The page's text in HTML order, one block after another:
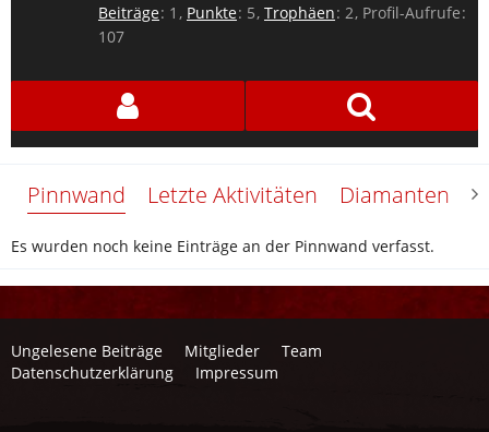
Beiträge 1 Punkte 5 Trophäen 2 Profil-Aufrufe
107
Pinnwand Letzte Aktivitäten Diamanten
Es wurden noch keine Einträge an der Pinnwand verfasst.
Ungelesene Beiträge Mitglieder
Team
Datenschutzerklärung
Impressum